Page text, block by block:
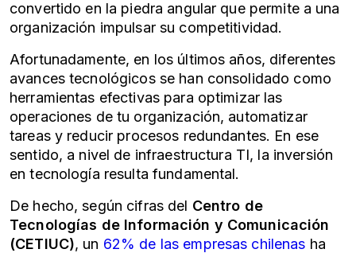
convertido en la piedra angular que permite a una
organización impulsar su competitividad.
Afortunadamente, en los últimos años, diferentes
avances tecnológicos se han consolidado como
herramientas efectivas para optimizar las
operaciones de tu organización, automatizar
tareas y reducir procesos redundantes. En ese
sentido, a nivel de infraestructura TI, la inversión
en tecnología resulta fundamental.
De hecho, según cifras del Centro de
Tecnologías de Información y Comunicación
(CETIUC), un 62% de las empresas chilenas ha